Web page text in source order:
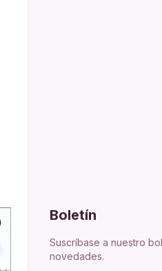
Boletín
Suscríbase a nuestro
novedades.